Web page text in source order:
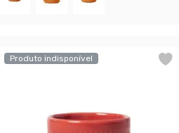
Produto indisponível